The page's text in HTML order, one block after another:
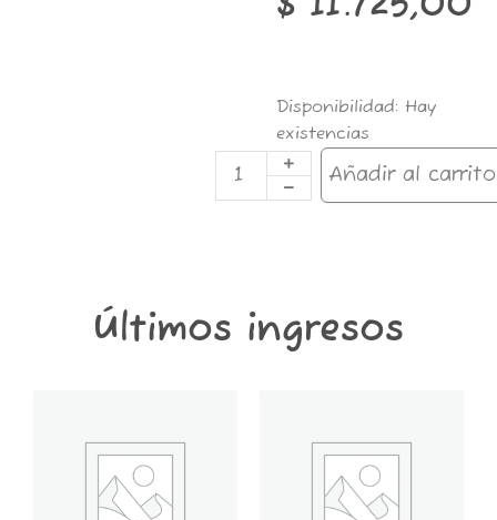
Disponibilidad: Hay
existencias
NEOS
CLASSIC
EXOTIC
X
Añadir al carrito
Últimos ingresos
GROWER
GROWER